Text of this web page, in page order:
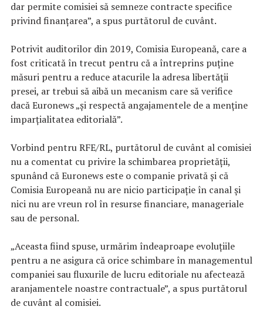
dar permite comisiei să semneze contracte specifice
privind finanțarea”, a spus purtătorul de cuvânt.
Potrivit auditorilor din 2019, Comisia Europeană, care a
fost criticată în trecut pentru că a întreprins puține
măsuri pentru a reduce atacurile la adresa libertății
presei, ar trebui să aibă un mecanism care să verifice
dacă Euronews „și respectă angajamentele de a menține
imparțialitatea editorială”.
Vorbind pentru RFE/RL, purtătorul de cuvânt al comisiei
nu a comentat cu privire la schimbarea proprietății,
spunând că Euronews este o companie privată și că
Comisia Europeană nu are nicio participație în canal și
nici nu are vreun rol în resurse financiare, manageriale
sau de personal.
„Aceasta fiind spuse, urmărim îndeaproape evoluțiile
pentru a ne asigura că orice schimbare în managementul
companiei sau fluxurile de lucru editoriale nu afectează
aranjamentele noastre contractuale”, a spus purtătorul
de cuvânt al comisiei.